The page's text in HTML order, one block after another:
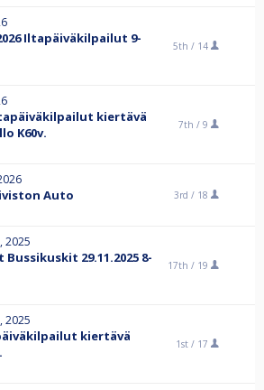
Iltapäiväkilpailut 9-
5th / 14
kiertävä
K60v.
7th / 9
Auto 3rd / 18
2025
29.11.2025 8-
17th / 19
2025
kiertävä
1st / 17